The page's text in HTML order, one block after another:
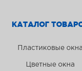
КАТАЛОГ
Пластиковые окна
Цветные окна